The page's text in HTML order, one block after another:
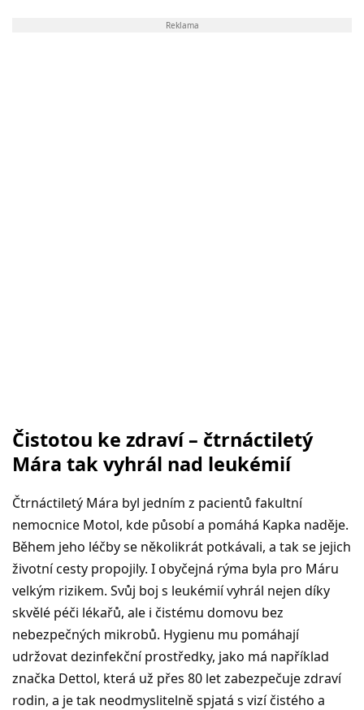
Reklama
Čistotou ke zdraví – čtrnáctiletý
Mára tak vyhrál nad leukémií
Čtrnáctiletý Mára byl jedním z pacientů fakultní
nemocnice Motol, kde působí a pomáhá Kapka naděje.
Během jeho léčby se několikrát potkávali, a tak se jejich
životní cesty propojily. I obyčejná rýma byla pro Máru
velkým rizikem. Svůj boj s leukémií vyhrál nejen díky
skvělé péči lékařů, ale i čistému domovu bez
nebezpečných mikrobů. Hygienu mu pomáhají
udržovat dezinfekční prostředky, jako má například
značka Dettol, která už přes 80 let zabezpečuje zdraví
rodin, a je tak neodmyslitelně spjatá s vizí čistého a